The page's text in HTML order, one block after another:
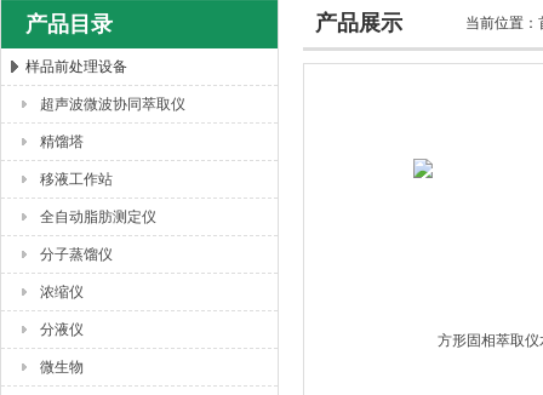
杭州川一实验仪器有限公司
产品目录
样品前处理设备
超声波微波协同萃取仪
精馏塔
移液工作站
全自动脂肪测定仪
分子蒸馏仪
浓缩仪
分液仪
微生物
产品展示 当前位置：